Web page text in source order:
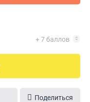
+ 7 баллов
Поделиться